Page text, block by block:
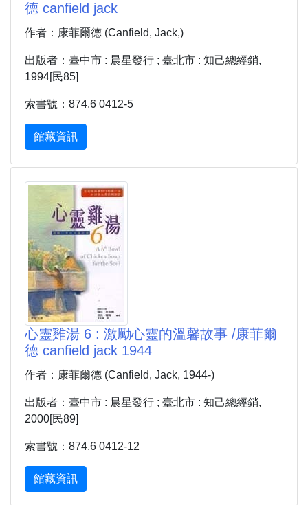
德 canfield jack
作者：康菲爾德 (Canfield, Jack,)
出版者：臺中市 : 晨星發行 ; 臺北市 : 知己總經銷,
1994[民85]
索書號：874.6 0412-5
館藏資訊
心靈雞湯 6 : 激勵心靈的溫馨故事 /康菲爾
德 canfield jack 1944
作者：康菲爾德 (Canfield, Jack, 1944-)
出版者：臺中市 : 晨星發行 ; 臺北市 : 知己總經銷,
2000[民89]
索書號：874.6 0412-12
館藏資訊